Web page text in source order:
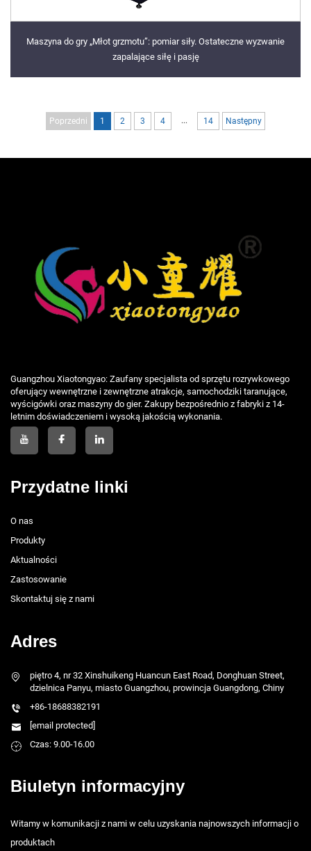
Maszyna do gry „Młot grzmotu”: pomiar siły. Ostateczne wyzwanie
zapalające siłę i pasję
Poprzedni 1 2 3 4 ... 14 Następny
Guangzhou Xiaotongyao: Zaufany specjalista od sprzętu rozrywkowego
oferujący wewnętrzne i zewnętrzne atrakcje, samochodziki taranujące,
wyścigówki oraz maszyny do gier. Zakupy bezpośrednio z fabryki z 14-
letnim doświadczeniem i wysoką jakością wykonania.
Przydatne linki
O nas
Produkty
Aktualności
Zastosowanie
Skontaktuj się z nami
Adres
piętro 4, nr 32 Xinshuikeng Huancun East Road, Donghuan Street,
dzielnica Panyu, miasto Guangzhou, prowincja Guangdong, Chiny
+86-18688382191
[email protected]
Czas: 9.00-16.00
Biuletyn informacyjny
Witamy w komunikacji z nami w celu uzyskania najnowszych informacji o
produktach